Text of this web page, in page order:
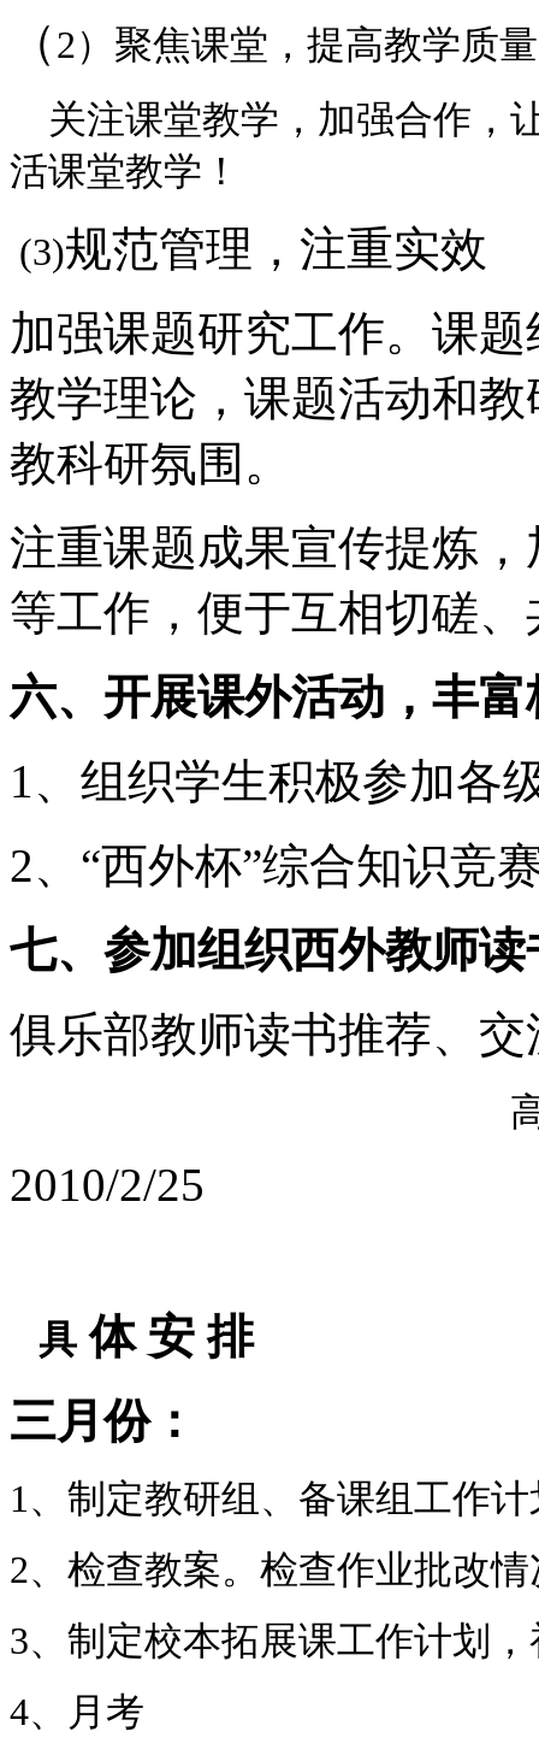
（ 2）聚焦课堂，提高教学质量
关注课堂教学，加强合作，
活课堂教学！
(3)规范管理，注重实效
加强课题研究工作。课
教学理论，课题活动和
教科研氛围。
注重课题成果宣传提炼
等工作，便于互相切磋
六、开展课外活动，丰
1、组织学生积极参加各
2、“西外杯”综合知识竞
七、参加组织西外教师
俱乐部教师读书推荐、
高中语文
2010/2/25
具 体 安 排
三月份：
1、制定教研组、备课组工作
2、检查教案。检查作业批改情
3、制定校本拓展课工作计划
4、月考